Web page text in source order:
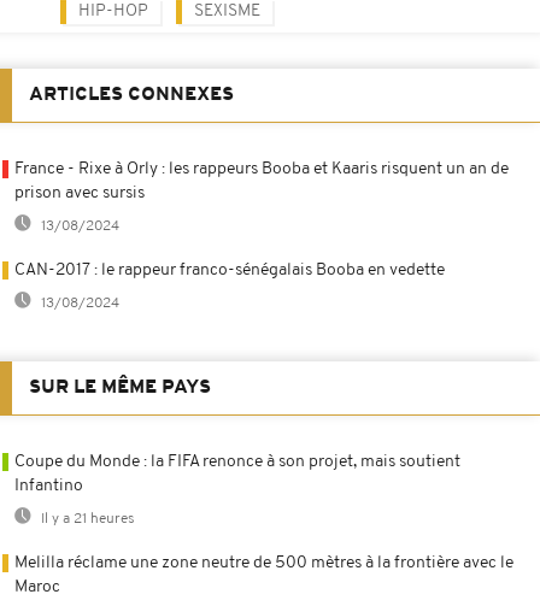
HIP-HOP SEXISME
ARTICLES CONNEXES
France - Rixe à Orly : les rappeurs Booba et Kaaris risquent un an de
prison avec sursis
13/08/2024
CAN-2017 : le rappeur franco-sénégalais Booba en vedette
13/08/2024
SUR LE MÊME PAYS
Coupe du Monde : la FIFA renonce à son projet, mais soutient
Infantino
Il y a 21 heures
Melilla réclame une zone neutre de 500 mètres à la frontière avec le
Maroc